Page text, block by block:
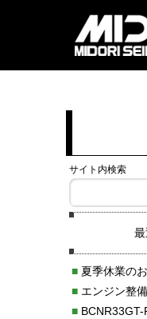
サイト内検索
■夏季休業の
■エンジン整
■BCNR33GT-R エン